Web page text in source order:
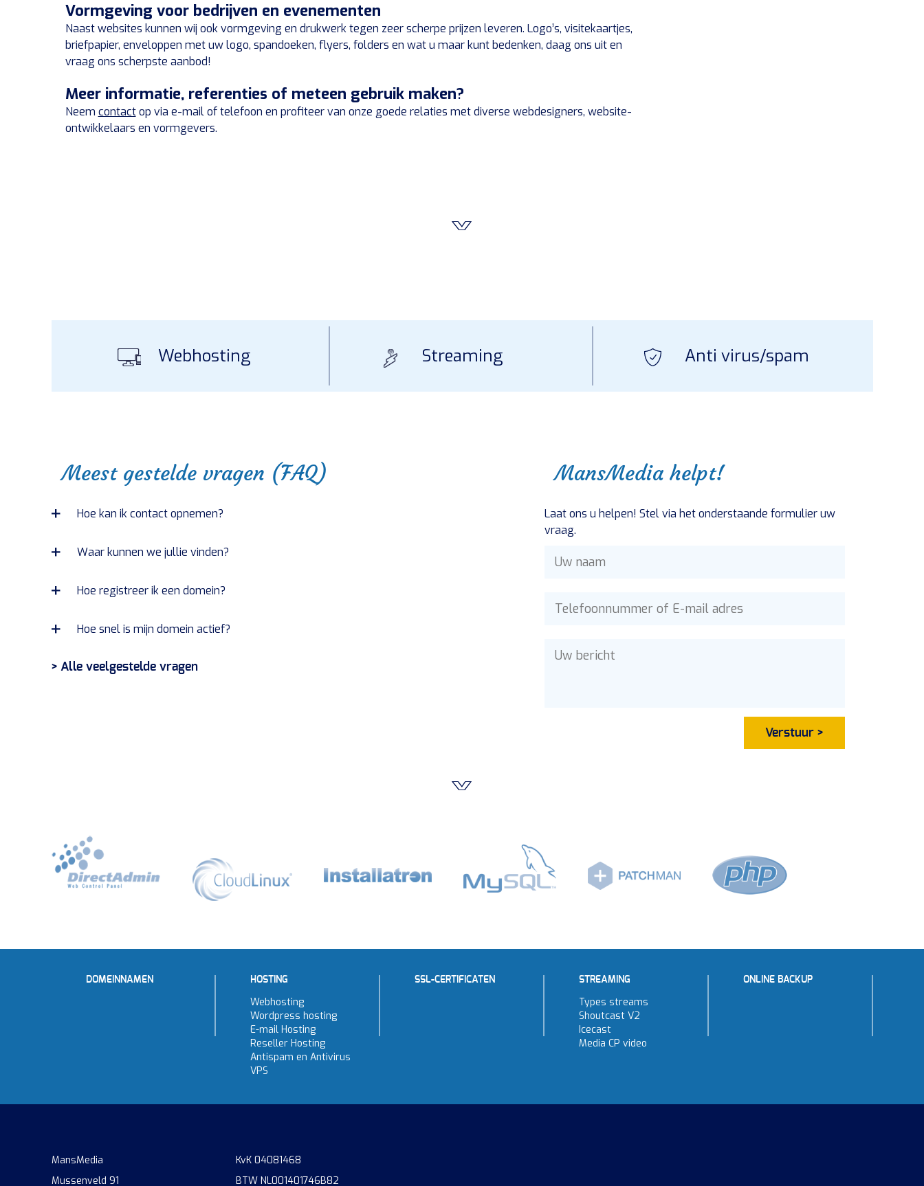
Vormgeving voor bedrijven en evenementen
Naast websites kunnen wij ook vormgeving en drukwerk tegen zeer scherpe prijzen leveren. Logo’s, visitekaartjes,
briefpapier, enveloppen met uw logo, spandoeken, flyers, folders en wat u maar kunt bedenken, daag ons uit en
vraag ons scherpste aanbod!
Meer informatie, referenties of meteen gebruik maken?
Neem contactop via e-mail of telefoon en profiteer van onze goede relaties met diverse webdesigners, website-
ontwikkelaars en vormgevers.
Webhosting Streaming Anti virus/spam
Meest gestelde vragen (FAQ)
Hoe kan ik contact opnemen?
Waar kunnen we jullie vinden?
Hoe registreer ik een domein?
Hoe snel is mijn domein actief?
> Alle veelgestelde vragen
MansMedia helpt!
Laat ons u helpen! Stel via het onderstaande formulier uw
vraag.
DOMEINNAMEN HOSTING
Webhosting
Wordpress hosting
E-mail Hosting
Reseller Hosting
Antispam en Antivirus
VPS
SSL-CERTIFICATEN STREAMING
Types streams
Shoutcast V2
Icecast
Media CP video
ONLINE BACKUP
MansMedia
Mussenveld 91
KvK 04081468
BTW NL001401746B82